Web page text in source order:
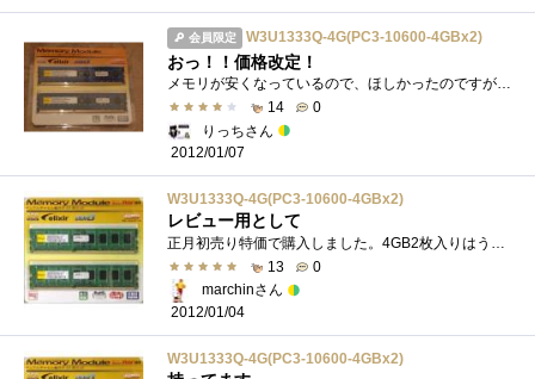
会員限定 W3U1333Q-4G(PC3-10600-4GBx2)
おっ！！価格改定！
メモリが安くなっているので、ほしかったのですが3000円↑は微妙だったので、2000円台で探していたのですがみつけました！ちょうど、価格改定で...
14
0
りっちさん
2012/01/07
W3U1333Q-4G(PC3-10600-4GBx2)
レビュー用として
正月初売り特価で購入しました。4GB2枚入りはうれしいですね。永久保障だったりと、お得な感じです。これならもう一セットかってもよかったな�...
13
0
marchinさん
2012/01/04
W3U1333Q-4G(PC3-10600-4GBx2)